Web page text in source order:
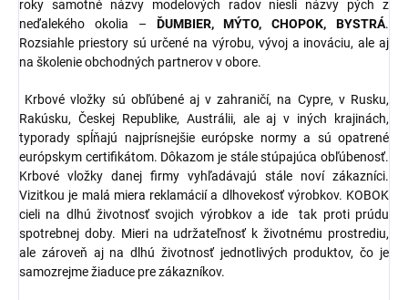
roky samotné názvy modelových radov niesli názvy pých z
neďalekého okolia – ĎUMBIER, MÝTO, CHOPOK, BYSTRÁ.
Rozsiahle priestory sú určené na výrobu, vývoj a inováciu, ale aj
na školenie obchodných partnerov v obore.
Krbové vložky sú obľúbené aj v zahraničí, na Cypre, v Rusku,
Rakúsku, Českej Republike, Austrálii, ale aj v iných krajinách,
typorady spĺňajú najprísnejšie európske normy a sú opatrené
európskym certifikátom. Dôkazom je stále stúpajúca obľúbenosť.
Krbové vložky danej firmy vyhľadávajú stále noví zákazníci.
Vizitkou je malá miera reklamácií a dlhovekosť výrobkov. KOBOK
cieli na dlhú životnosť svojich výrobkov a ide tak proti prúdu
spotrebnej doby. Mieri na udržateľnosť k životnému prostrediu,
ale zároveň aj na dlhú životnosť jednotlivých produktov, čo je
samozrejme žiaduce pre zákazníkov.